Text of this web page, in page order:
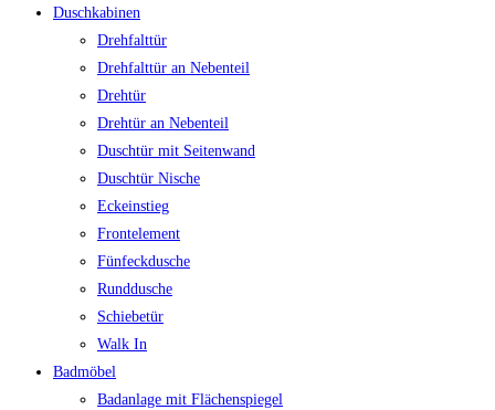
Duschkabinen
Drehfalttür
Drehfalttür an Nebenteil
Drehtür
Drehtür an Nebenteil
Duschtür mit Seitenwand
Duschtür Nische
Eckeinstieg
Frontelement
Fünfeckdusche
Runddusche
Schiebetür
Walk In
Badmöbel
Badanlage mit Flächenspiegel